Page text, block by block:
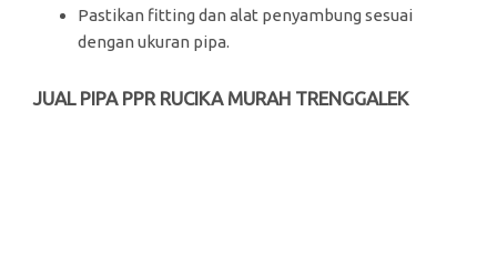
Pastikan fitting dan alat penyambung sesuai
dengan ukuran pipa.
JUAL PIPA PPR RUCIKA MURAH TRENGGALEK